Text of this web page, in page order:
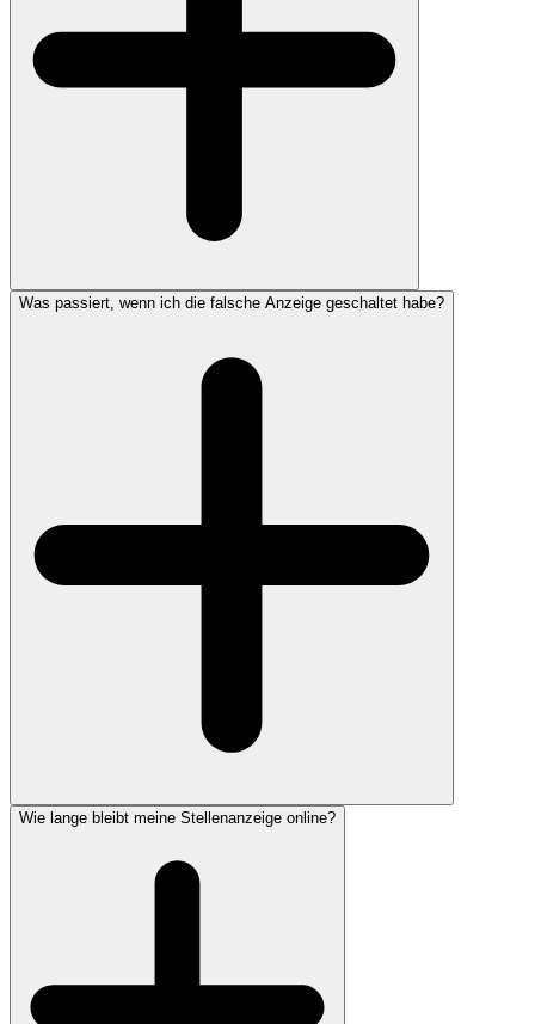
Was passiert, wenn ich die falsche Anzeige geschaltet habe?
Wie lange bleibt meine Stellenanzeige online?